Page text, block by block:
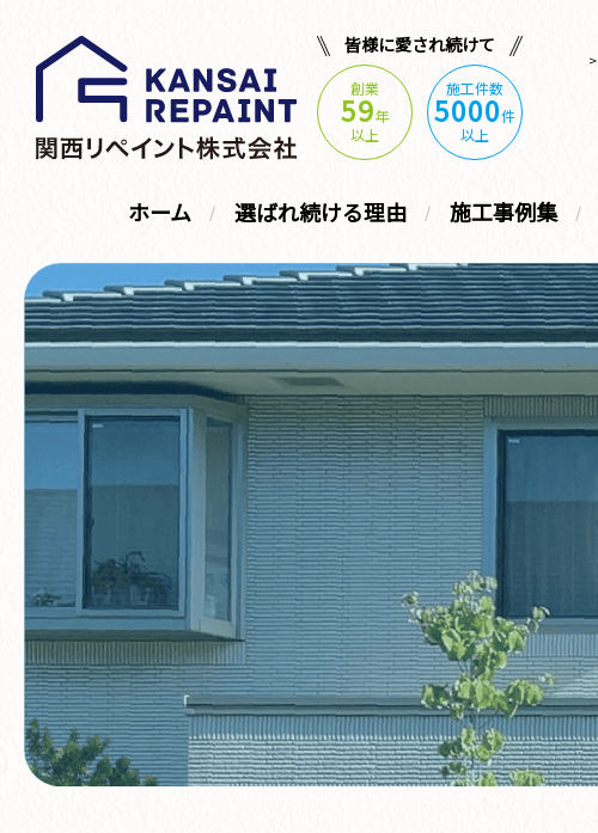
皆様に愛され続けて
創業
59年
以上
施工件数
5000件
以上
ホーム 選ばれ続ける理由 施工事例集